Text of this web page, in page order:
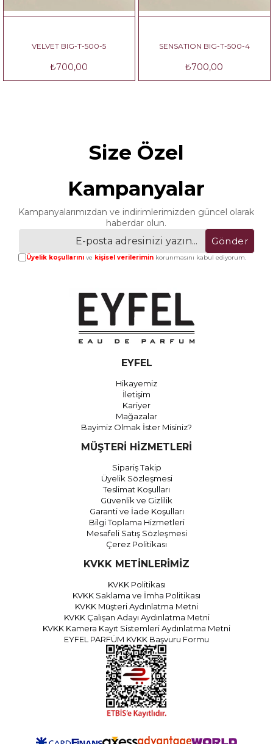
VELVET BIG-T-500-5
₺700,00
SENSATION BIG-T-500-4
₺700,00
Size Özel
Kampanyalar
Kampanyalarımızdan ve indirimlerimizden güncel olarak
haberdar olun.
Gönder
Üyelik koşullarınıve kişisel verileriminkorunmasını kabul ediyorum.
EYFEL
Hikayemiz
İletişim
Kariyer
Mağazalar
Bayimiz Olmak İster Misiniz?
MÜŞTERİ HİZMETLERİ
Sipariş Takip
Üyelik Sözleşmesi
Teslimat Koşulları
Güvenlik ve Gizlilik
Garanti ve İade Koşulları
Bilgi Toplama Hizmetleri
Mesafeli Satış Sözleşmesi
Çerez Politikası
KVKK METİNLERİMİZ
KVKK Politikası
KVKK Saklama ve İmha Politikası
KVKK Müşteri Aydınlatma Metni
KVKK Çalışan Adayı Aydınlatma Metni
KVKK Kamera Kayıt Sistemleri Aydınlatma Metni
EYFEL PARFÜM KVKK Başvuru Formu